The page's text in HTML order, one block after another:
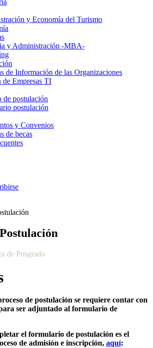
y Economía del Turismo
y Administración -MBA-
de Información de las Organizaciones
de Empresas TI
de postulación
postulación
y Convenios
de becas
de Posgrado
de postulación se requiere contar con
ser adjuntado al formulario de
el formulario de postulación es el
de admisión e inscripción, aquí: